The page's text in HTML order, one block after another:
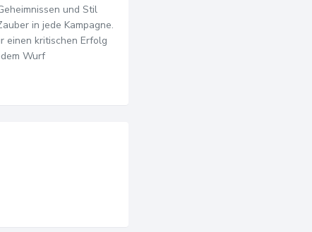
und Stil
in jede Kampagne.
einen kritischen Erfolg
Wurf